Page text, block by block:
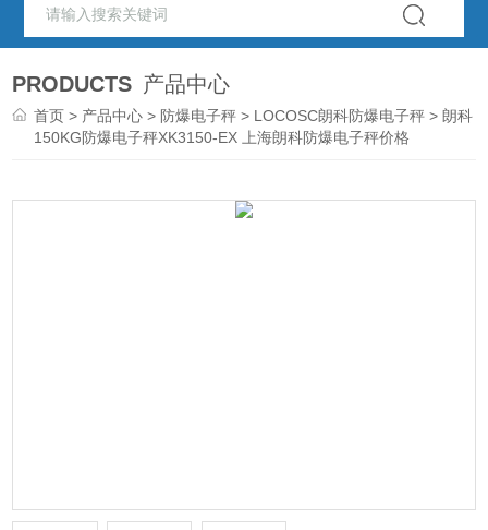
PRODUCTS 产品中心
首页 > 产品中心 > 防爆电子秤 > LOCOSC朗科防爆电子秤 > 朗科
150KG防爆电子秤XK3150-EX 上海朗科防爆电子秤价格